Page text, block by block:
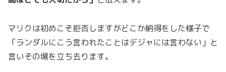
マリクは初めこそ拒否しますがどこか納得をした様子で
「ランダルにこう言われたことはデジャには言わない」と
言いその場を立ち去ります。